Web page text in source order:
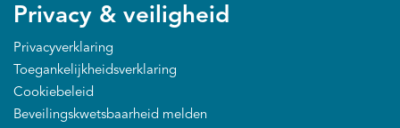
Privacy & veiligheid
Privacyverklaring
Toegankelijkheidsverklaring
Cookiebeleid
Beveilingskwetsbaarheid melden